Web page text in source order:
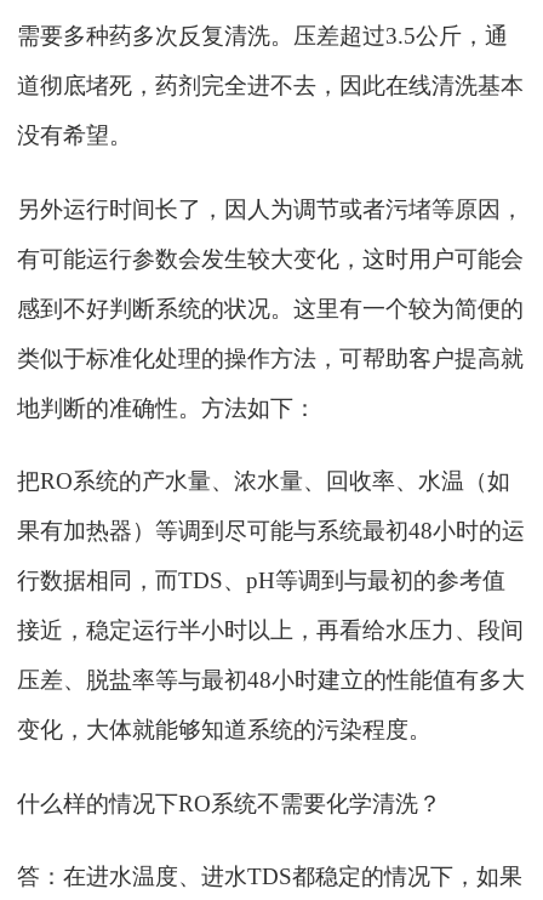
需要多种药多次反复清洗。压差超过3.5公斤，通
道彻底堵死，药剂完全进不去，因此在线清洗基本
没有希望。
另外运行时间长了，因人为调节或者污堵等原因，
有可能运行参数会发生较大变化，这时用户可能会
感到不好判断系统的状况。这里有一个较为简便的
类似于标准化处理的操作方法，可帮助客户提高就
地判断的准确性。方法如下 ：
把RO系统的产水量、浓水量、回收率、水温（如
果有加热器）等调到尽可能与系统最初48小时的运
行数据相同，而TDS、pH等调到与最初的参考值
接近，稳定运行半小时以上，再看给水压力、段间
压差、脱盐率等与最初48小时建立的性能值有多大
变化，大体就能够知道系统的污染程度。
什么样的情况下RO系统不需要化学清洗？
答：在进水温度、进水TDS都稳定的情况下，如果